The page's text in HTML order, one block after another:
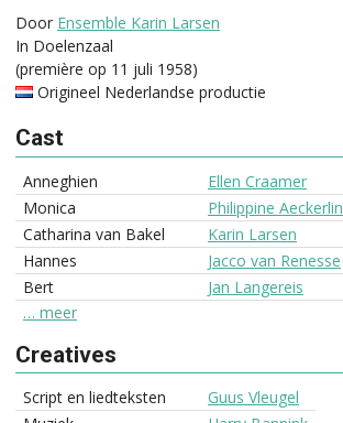
Door Ensemble Karin Larsen
In Doelenzaal
(première op 11 juli 1958)
Origineel Nederlandse productie
Cast
Anneghien
Ellen Craamer
Monica
Philippine Aeckerlin
Catharina van Bakel
Karin Larsen
Hannes
Jacco van Renesse
Bert
Jan Langereis
… meer
Creatives
Script en liedteksten
Guus Vleugel